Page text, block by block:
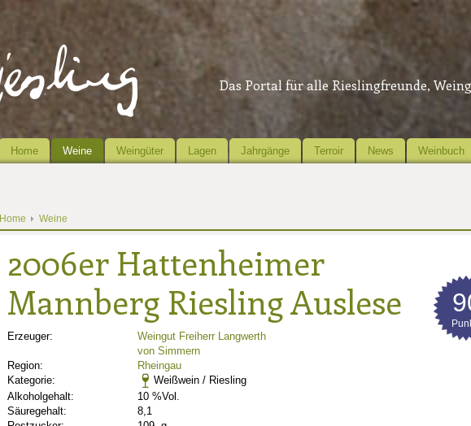
Das Portal für alle Rieslingfreunde,
Home Weine Weingüter Lagen Jahrgänge Terroir News Weinbuch
Home Weine
2006er Hattenheimer
Mannberg Riesling Auslese
Erzeuger:
Weingut Freiherr Langwerth
von Simmern
Region:
Rheingau
Kategorie:
Weißwein / Riesling
Alkoholgehalt:
10 %Vol.
Säuregehalt:
8,1